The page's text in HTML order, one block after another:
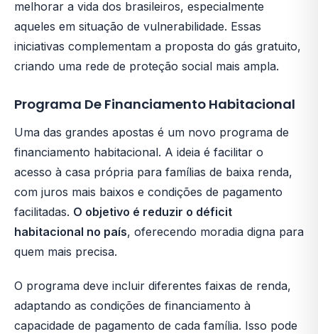
melhorar a vida dos brasileiros, especialmente
aqueles em situação de vulnerabilidade. Essas
iniciativas complementam a proposta do gás gratuito,
criando uma rede de proteção social mais ampla.
Programa De Financiamento Habitacional
Uma das grandes apostas é um novo programa de
financiamento habitacional. A ideia é facilitar o
acesso à casa própria para famílias de baixa renda,
com juros mais baixos e condições de pagamento
facilitadas. O objetivo é reduzir o déficit
habitacional no país, oferecendo moradia digna para
quem mais precisa.
O programa deve incluir diferentes faixas de renda,
adaptando as condições de financiamento à
capacidade de pagamento de cada família. Isso pode